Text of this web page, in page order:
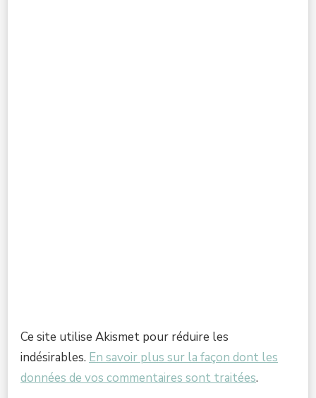
Ce site utilise Akismet pour réduire les
indésirables. En savoir plus sur la façon dont les
données de vos commentaires sont traitées.